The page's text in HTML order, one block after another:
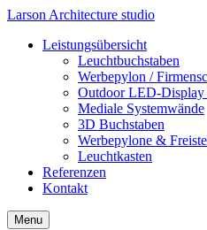
Larson Architecture studio
Leistungsübersicht
Leuchtbuchstaben
Werbepylon /
Outdoor LED-Display
Mediale Systemwände
3D Buchstaben
Werbepylone &
Leuchtkasten
Referenzen
Kontakt
Menu